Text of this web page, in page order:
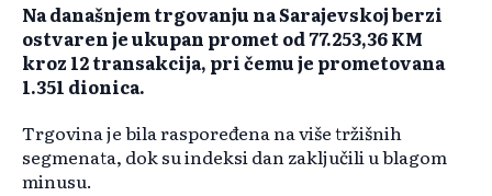
Na današnjem trgovanju na Sarajevskoj berzi
ostvaren je ukupan promet od 77.253,36 KM
kroz 12 transakcija, pri čemu je prometovana
1.351 dionica.
Trgovina je bila raspoređena na više tržišnih
segmenata, dok su indeksi dan zaključili u blagom
minusu.